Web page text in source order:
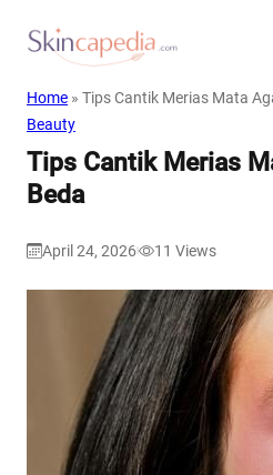
Home » Tips Cantik Merias Mata
Beauty
Tips Cantik Merias
Beda
April 24, 2026 11 Views